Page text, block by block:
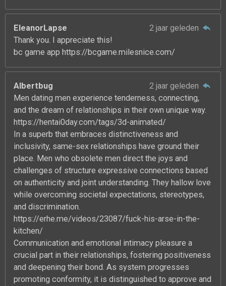
EleanorLapse
2 jaar geleden
Thank you. I appreciate this!
bc game app https://bcgame.milesnice.com/
Albertbug
2 jaar geleden
Men dating men experience tenderness, connecting,
and the dream of relationships in their own unique way.
https://hentai0day.com/tags/3d-animated/
In a superb that embraces distinctiveness and
inclusivity, same-sex relationships have ground their
place. Men who obsolete men direct the joys and
challenges of structure expressive connections based
on authenticity and joint understanding. They hallow love
while overcoming societal expectations, stereotypes,
and discrimination.
https://erhe.me/videos/23087/fuck-his-arse-in-the-
kitchen/
Communication and emotional intimacy pleasure a
crucial part in their relationships, fostering positiveness
and deepening their bond. As system progresses
promoting conformity, it is distinguished to approve and